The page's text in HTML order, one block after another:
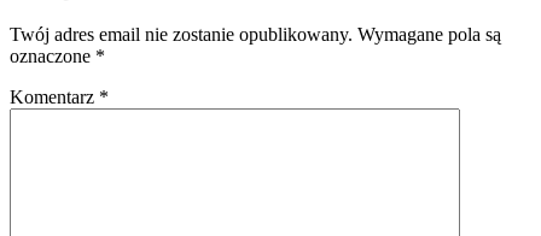
Twój adres email nie zostanie opublikowany. Wymagane pola są
oznaczone *
Komentarz *